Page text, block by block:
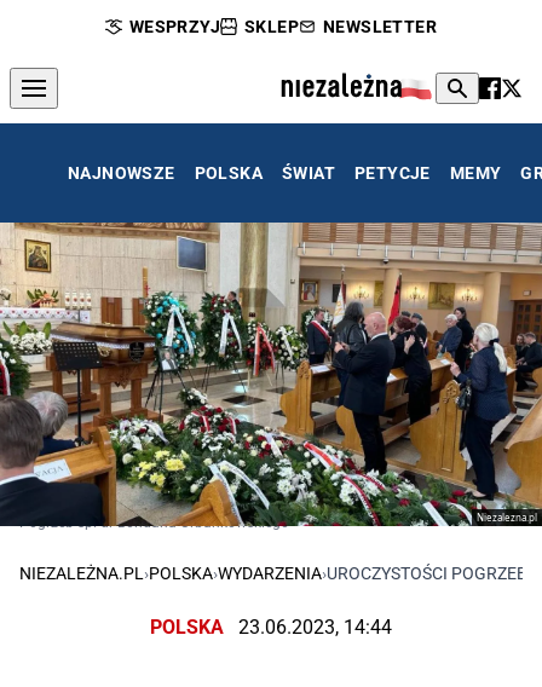
WESPRZYJ SKLEP NEWSLETTER
NAJNOWSZE POLSKA ŚWIAT PETYCJE MEMY
Niezalezna.pl
Pogrzeb śp. dr Bohdana Urbankowskiego
NIEZALEŻNA.PL ›POLSKA›WYDARZENIA›UROCZYSTOŚCI
POLSKA 23.06.2023, 14:44